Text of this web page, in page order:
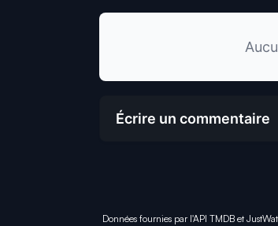
Écrire un commentaire
Données fournies par l'API TMDB et